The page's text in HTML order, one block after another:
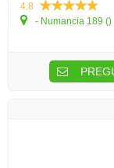
4.8
- Numancia 189 ()